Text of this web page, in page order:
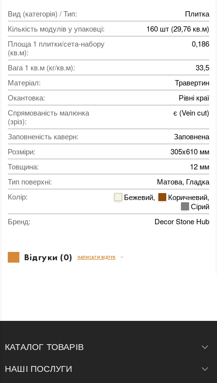
Вид (категорія) / Тип:
Плитка
Кількість модулів у упаковці:
160 шт (29,76 кв.м)
Площа 1 плитки/сета-набору
(кв.м):
0,186
Вага 1 кв.м (кг/кв.м):
33,5
Матеріал:
Травертин
Окантовка:
Рівні краї
Спрямованість малюнка
(зріз):
є (Vein cut)
Заповненість каверн:
Заповнена
Розміри:
305x610 мм
Товщина:
12 мм
Тип поверхні:
Матова, Гладка
Колір: Бежевий, Коричневий,
Сірий
Бренд: Decor Stone Hub
Відгуки (0) НАПИСАТИ ВІДГУК
КАТАЛОГ ТОВАРІВ
НАШІ ПОСЛУГИ